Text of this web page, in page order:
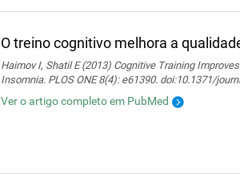
O treino cognitivo melhora a
Haimov I, Shatil E (2013) Cognitive Training
Insomnia. PLOS ONE 8(4): e61390. doi:10.1371/
Ver o artigo completo em PubMed